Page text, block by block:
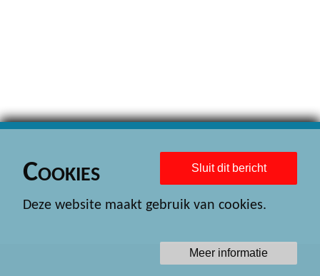
Sluit dit bericht
Cookies
Deze website maakt gebruik van cookies.
Meer informatie